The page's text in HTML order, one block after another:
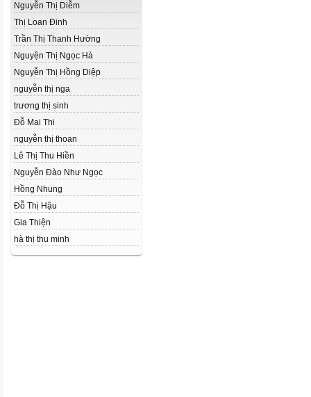
Nguyễn Thị Diễm
Thị Loan Đinh
Trần Thị Thanh Hường
Nguyện Thị Ngọc Hà
Nguyễn Thị Hồng Diệp
nguyễn thị nga
trương thị sinh
Đỗ Mai Thi
nguyễn thị thoan
Lê Thị Thu Hiền
Nguyễn Đào Như Ngọc
Hồng Nhung
Đỗ Thị Hậu
Gia Thiện
hà thị thu minh